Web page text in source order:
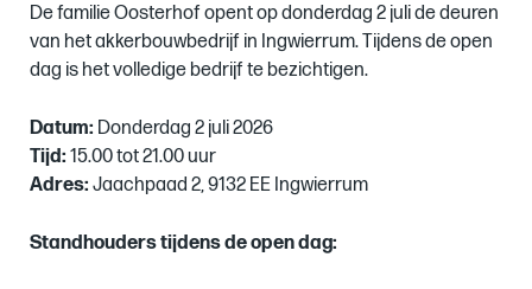
De familie Oosterhof opent op donderdag 2 juli de deuren
van het akkerbouwbedrijf in Ingwierrum. Tijdens de open
dag is het volledige bedrijf te bezichtigen.
Datum: Donderdag 2 juli 2026
Tijd: 15.00 tot 21.00 uur
Adres: Jaachpaad 2, 9132 EE Ingwierrum
Standhouders tijdens de open dag: